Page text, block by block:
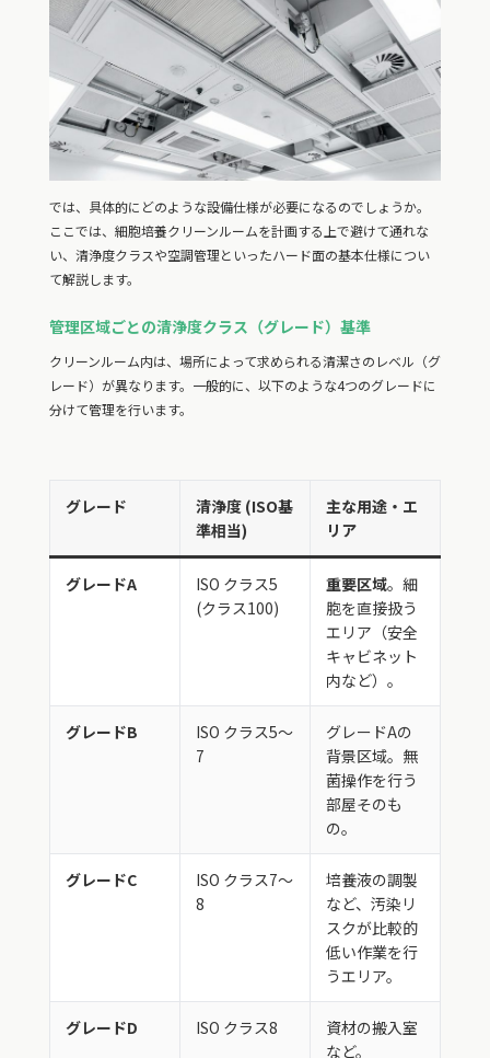
では、具体的にどのような設備仕様が必要になるのでしょうか。
ここでは、細胞培養クリーンルームを計画する上で避けて通れな
い、清浄度クラスや空調管理といったハード面の基本仕様につい
て解説します。
管理区域ごとの清浄度クラス（グレード）基準
クリーンルーム内は、場所によって求められる清潔さのレベル（グ
レード）が異なります。一般的に、以下のような4つのグレードに
分けて管理を行います。
グレード
清浄度 (ISO基
準相当)
主な用途・エ
リア
グレードA
ISO クラス5
(クラス100)
重要区域。細
胞を直接扱う
エリア（安全
キャビネット
内など）。
グレードB
ISO クラス5〜
7
グレードAの
背景区域。無
菌操作を行う
部屋そのも
の。
グレードC
ISO クラス7〜
8
培養液の調製
など、汚染リ
スクが比較的
低い作業を行
うエリア。
グレードD ISO クラス8
資材の搬入室
など。